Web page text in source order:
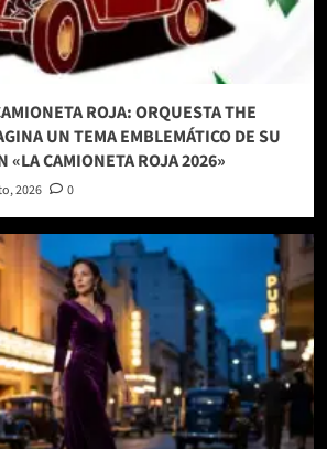
ROJA: ORQUESTA THE
UN TEMA EMBLEMÁTICO DE SU
«LA CAMIONETA ROJA 2026»
2026 0